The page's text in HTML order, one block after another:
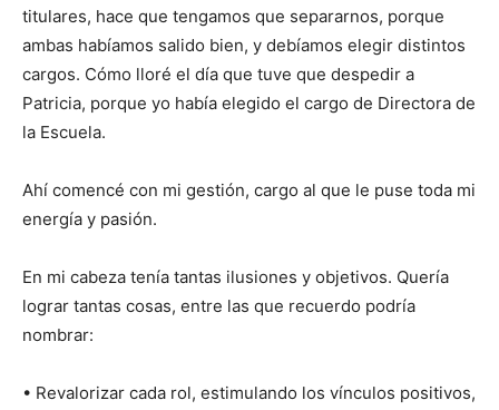
titulares, hace que tengamos que separarnos, porque
ambas habíamos salido bien, y debíamos elegir distintos
cargos. Cómo lloré el día que tuve que despedir a
Patricia, porque yo había elegido el cargo de Directora de
la Escuela.
Ahí comencé con mi gestión, cargo al que le puse toda mi
energía y pasión.
En mi cabeza tenía tantas ilusiones y objetivos. Quería
lograr tantas cosas, entre las que recuerdo podría
nombrar:
• Revalorizar cada rol, estimulando los vínculos positivos,